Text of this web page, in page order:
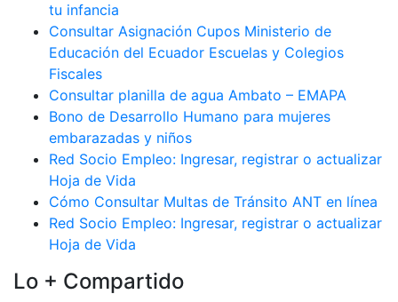
tu infancia
Consultar Asignación Cupos Ministerio de
Educación del Ecuador Escuelas y Colegios
Fiscales
Consultar planilla de agua Ambato – EMAPA
Bono de Desarrollo Humano para mujeres
embarazadas y niños
Red Socio Empleo: Ingresar, registrar o actualizar
Hoja de Vida
Cómo Consultar Multas de Tránsito ANT en línea
Red Socio Empleo: Ingresar, registrar o actualizar
Hoja de Vida
Lo + Compartido